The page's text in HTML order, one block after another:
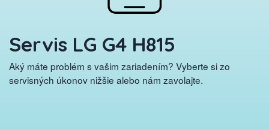
Servis LG G4 H815
Aký máte problém s vašim zariadením? Vyberte si zo
servisných úkonov nižšie alebo nám zavolajte.